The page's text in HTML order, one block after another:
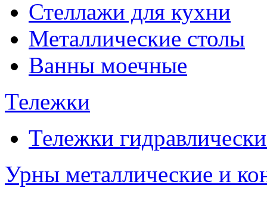
Стеллажи для кухни
Металлические столы
Ванны моечные
Тележки
Тележки
Урны металлические и